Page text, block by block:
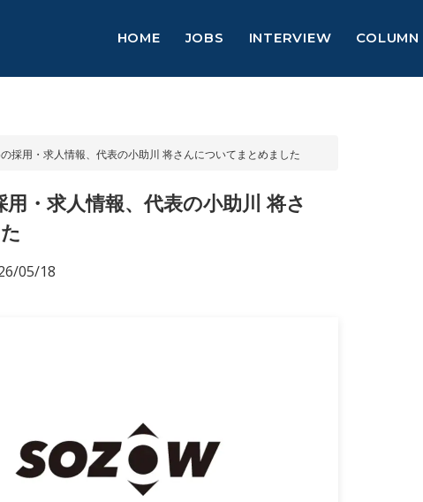
HOME JOBS INTERVIEW COLUMN
採用・求人情報、代表の小助川 将さんについてまとめました
・求人情報、代表の小助川 将さ
05/18